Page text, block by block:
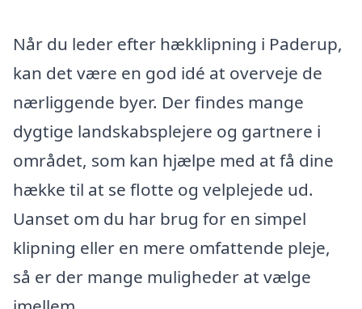
Når du leder efter hækklipning i Paderup,
kan det være en god idé at overveje de
nærliggende byer. Der findes mange
dygtige landskabsplejere og gartnere i
området, som kan hjælpe med at få dine
hække til at se flotte og velplejede ud.
Uanset om du har brug for en simpel
klipning eller en mere omfattende pleje,
så er der mange muligheder at vælge